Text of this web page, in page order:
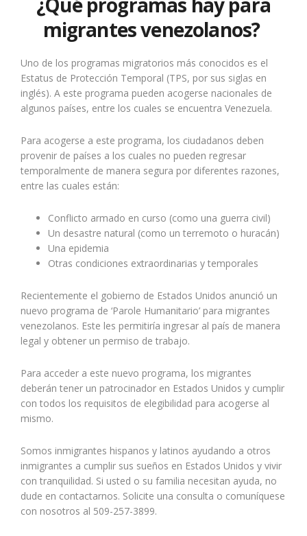
migrantes venezolanos?
Uno de los programas migratorios más conocidos es el
Estatus de Protección Temporal (TPS, por sus siglas en
inglés). A este programa pueden acogerse nacionales de
algunos países, entre los cuales se encuentra Venezuela.
Para acogerse a este programa, los ciudadanos deben
provenir de países a los cuales no pueden regresar
temporalmente de manera segura por diferentes razones,
entre las cuales están:
Conflicto armado en curso (como una guerra civil)
Un desastre natural (como un terremoto o huracán)
Una epidemia
Otras condiciones extraordinarias y temporales
Recientemente el gobierno de Estados Unidos anunció un
nuevo programa de ‘Parole Humanitario’ para migrantes
venezolanos. Este les permitiría ingresar al país de manera
legal y obtener un permiso de trabajo.
Para acceder a este nuevo programa, los migrantes
deberán tener un patrocinador en Estados Unidos y cumplir
con todos los requisitos de elegibilidad para acogerse al
mismo.
Somos inmigrantes hispanos y latinos ayudando a otros
inmigrantes a cumplir sus sueños en Estados Unidos y vivir
con tranquilidad. Si usted o su familia necesitan ayuda, no
dude en contactarnos. Solicite una consulta o comuníquese
con nosotros al 509-257-3899.